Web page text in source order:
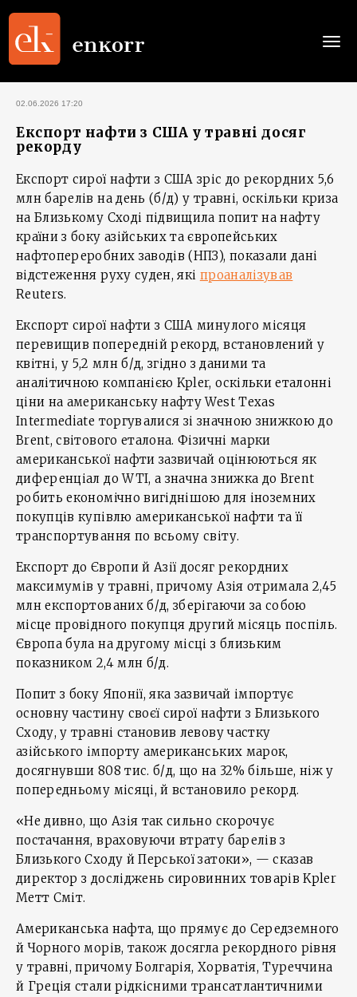
02.06.2026 17:20
Експорт нафти з США у травні досяг
рекорду
Експорт сирої нафти з США зріс до рекордних 5,6
млн барелів на день (б/д) у травні, оскільки криза
на Близькому Сході підвищила попит на нафту
країни з боку азійських та європейських
нафтопереробних заводів (НПЗ), показали дані
відстеження руху суден, які проаналізував
Reuters.
Експорт сирої нафти з США минулого місяця
перевищив попередній рекорд, встановлений у
квітні, у 5,2 млн б/д, згідно з даними та
аналітичною компанією Kpler, оскільки еталонні
ціни на американську нафту West Texas
Intermediate торгувалися зі значною знижкою до
Brent, світового еталона. Фізичні марки
американської нафти зазвичай оцінюються як
диференціал до WTI, а значна знижка до Brent
робить економічно вигіднішою для іноземних
покупців купівлю американської нафти та її
транспортування по всьому світу.
Експорт до Європи й Азії досяг рекордних
максимумів у травні, причому Азія отримала 2,45
млн експортованих б/д, зберігаючи за собою
місце провідного покупця другий місяць поспіль.
Європа була на другому місці з близьким
показником 2,4 млн б/д.
Попит з боку Японії, яка зазвичай імпортує
основну частину своєї сирої нафти з Близького
Сходу, у травні становив левову частку
азійського імпорту американських марок,
досягнувши 808 тис. б/д, що на 32% більше, ніж у
попередньому місяці, й встановило рекорд.
«Не дивно, що Азія так сильно скорочує
постачання, враховуючи втрату барелів з
Близького Сходу й Перської затоки», — сказав
директор з досліджень сировинних товарів Kpler
Метт Сміт.
Американська нафта, що прямує до Середземного
й Чорного морів, також досягла рекордного рівня
у травні, причому Болгарія, Хорватія, Туреччина
й Греція стали рідкісними трансатлантичними